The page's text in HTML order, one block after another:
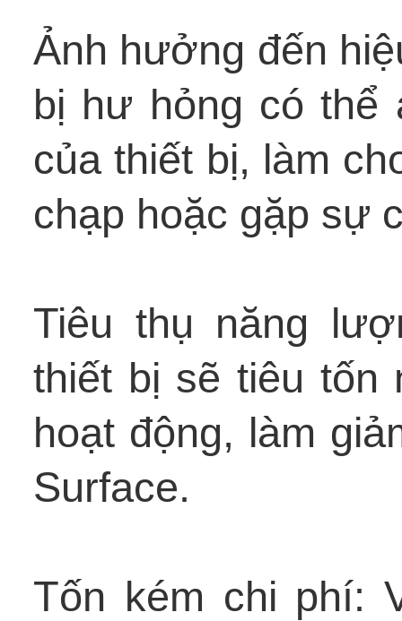
Ảnh hưởng đến
bị hư hỏng có thể
của thiết bị, làm
chạp hoặc gặp sự
Tiêu thụ năng
thiết bị sẽ tiêu tốn
hoạt động, làm
Surface.
Tốn kém chi phí: